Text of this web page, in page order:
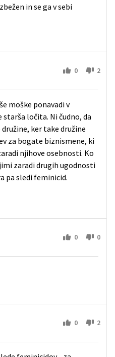
in se ga v sebi
0 2
moške ponavadi v
ločita. Ni čudno, da
ker take družine
za bogate biznismene, ki
njihove osebnosti. Ko
zaradi drugih ugodnosti
pa sledi feminicid.
0 0
0 2